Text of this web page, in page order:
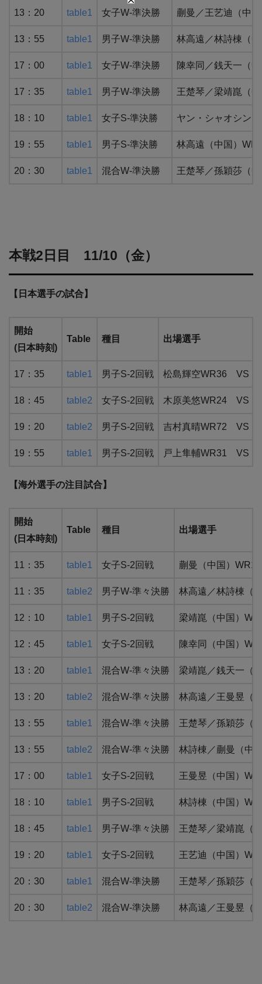
13：20 table1 女子W-準決勝 蒯曼／王艺迪（中
13：55 table1 男子W-準決勝 林高遠／林詩棟（
17：00 table1 女子W-準決勝 陳幸同／銭天一（
17：35 table1 男子W-準決勝 王楚琴／梁靖崑（
18：10 table1 女子S-準決勝 ヤン・シャオシン
19：55 table1 男子S-準決勝 林高遠（中国）
20：30 table1 混合W-準決勝 王楚琴／孫穎莎（
本戦2日目 11/10（金）
【日本選手の試合】
開始
(日本時刻)
Table 種目 出場選手
17：35 table1 男子S-2回戦 松島輝空WR36 VS
18：45 table2 女子S-2回戦 木原美悠WR24 VS
19：20 table2 男子S-2回戦 吉村真晴WR72 VS
19：55 table1 男子S-2回戦 戸上隼輔WR31 VS
【海外選手の注目試合】
開始
(日本時刻)
Table 種目 出場選手
11：35 table1 女子S-2回戦 蒯曼（中国）
11：35 table2 男子W-準々決勝 林高遠／林詩棟（
12：10 table1 男子S-2回戦 梁靖崑（中国）
12：45 table1 女子S-2回戦 陳幸同（中国）
13：20 table1 混合W-準々決勝 梁靖崑／銭天一
13：20 table2 混合W-準々決勝 林高遠／王曼昱（
13：55 table1 混合W-準々決勝 王楚琴／孫穎莎
13：55 table2 混合W-準々決勝 林詩棟／蒯曼（
17：00 table1 女子S-2回戦 王曼昱（中国）
18：10 table1 男子S-2回戦 林詩棟（中国）
18：45 table1 男子W-準々決勝 王楚琴／梁靖崑（
19：20 table1 女子S-2回戦 王艺迪（中国）
20：30 table1 混合W-準決勝 王楚琴／孫穎莎
20：30 table2 混合W-準決勝 林高遠／王曼昱